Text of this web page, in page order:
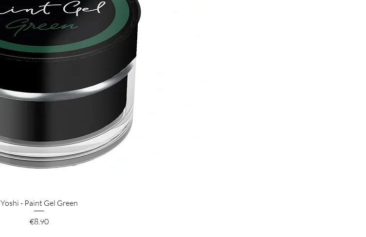
Pikakatselu
Yoshi - Paint Gel Green
Hinta
€8.90